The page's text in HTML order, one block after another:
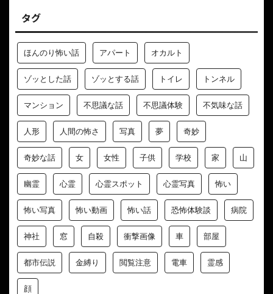
タグ
ほんのり怖い話 アパート オカルト
ゾッとした話 ゾッとする話 トイレ トンネル
マンション 不思議な話 不思議体験 不気味な話
人形 人間の怖さ 写真 夢 奇妙
奇妙な話 女 女性 子供 学校 家 山
幽霊 心霊 心霊スポット 心霊写真 怖い
怖い写真 怖い動画 怖い話 恐怖体験談 病院
神社 窓 自殺 衝撃画像 車 部屋
都市伝説 金縛り 閲覧注意 電車 霊感
顔